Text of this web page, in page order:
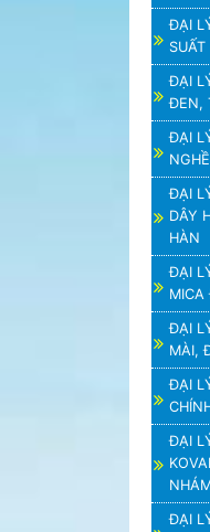
ĐẠI
ĐẠI
ĐEN,
ĐẠI
NGHỀ
ĐẠI
DÂY
HÀN
ĐẠI
MICA
ĐẠI
MÀI,
ĐẠI
ĐẠI
ĐẠI